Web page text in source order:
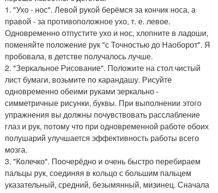
1. "Ухо - нос". Левой рукой берёмся за кончик носа, а
правой - за противоположное ухо, т. е. левое.
Одновременно отпустите ухо и нос, хлопните в ладоши,
поменяйте положение рук "с Точностью до Наоборот". Я
пробовала, в детстве получалось лучше.
2. "Зеркальное Рисование". Положите на стол чистый
лист бумаги, возьмите по карандашу. Рисуйте
одновременно обеими руками зеркально -
симметричные рисунки, буквы. При выполнении этого
упражнения вы должны почувствовать расслабление
глаз и рук, потому что при одновременной работе обоих
полушарий улучшается эффективность работы всего
мозга.
3. "Колечко". Поочерёдно и очень быстро перебираем
пальцы рук, соединяя в кольцо с большим пальцем
указательный, средний, безымянный, мизинец. Сначала